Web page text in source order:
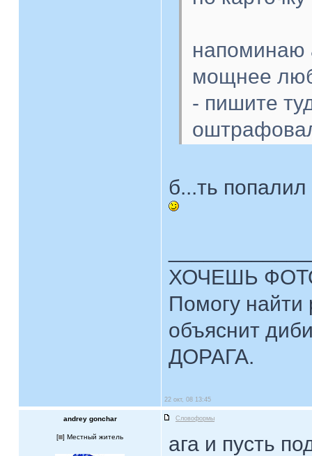
напоминаю
мощнее
- пишите
б...ть попалил
ХОЧЕШЬ
Помогу найти
объяснит
ДОРАГА.
22 окт, 08 13:45
andrey gonchar Словоформы
[ ] Местный житель ага и пусть